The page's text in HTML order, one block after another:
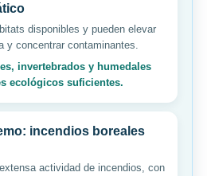
disponibles y pueden elevar
y concentrar contaminantes.
invertebrados y humedales
ecológicos suficientes.
incendios boreales
actividad de incendios, con